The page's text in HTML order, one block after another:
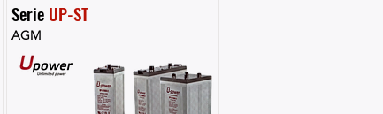
Serie UP-ST
AGM